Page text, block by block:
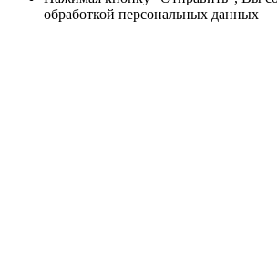
обработкой персональных данных